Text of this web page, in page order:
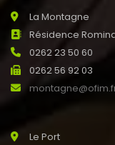
La Montagne
Résidence
0262 23 50 60
0262 56 92 03
Le Port